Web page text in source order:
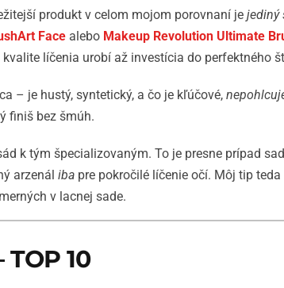
produkt v celom mojom porovnaní je jediný
Face alebo Makeup Revolution Ultimate
líčenia urobí až investícia do perfektného
– je hustý, syntetický, a čo je kľúčové,
finiš bez šmúh.
k tým špecializovaným. To je presne prípad
arzenál iba pre pokročilé líčenie očí. Môj tip
v lacnej sade.
10